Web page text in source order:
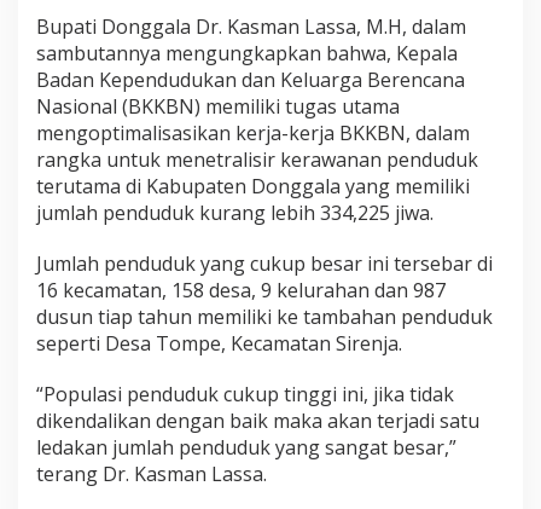
Bupati Donggala Dr. Kasman Lassa, M.H, dalam
sambutannya mengungkapkan bahwa, Kepala
Badan Kependudukan dan Keluarga Berencana
Nasional (BKKBN) memiliki tugas utama
mengoptimalisasikan kerja-kerja BKKBN, dalam
rangka untuk menetralisir kerawanan penduduk
terutama di Kabupaten Donggala yang memiliki
jumlah penduduk kurang lebih 334,225 jiwa.
Jumlah penduduk yang cukup besar ini tersebar di
16 kecamatan, 158 desa, 9 kelurahan dan 987
dusun tiap tahun memiliki ke tambahan penduduk
seperti Desa Tompe, Kecamatan Sirenja.
“Populasi penduduk cukup tinggi ini, jika tidak
dikendalikan dengan baik maka akan terjadi satu
ledakan jumlah penduduk yang sangat besar,”
terang Dr. Kasman Lassa.